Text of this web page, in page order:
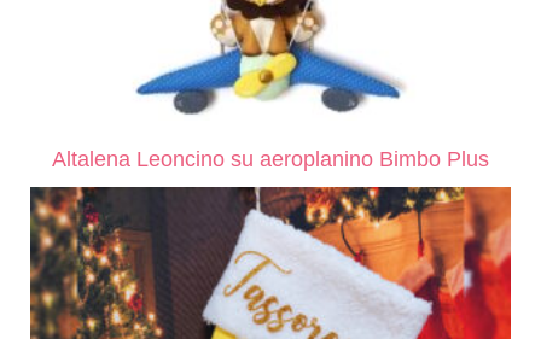
Altalena Leoncino su aeroplanino Bimbo Plus